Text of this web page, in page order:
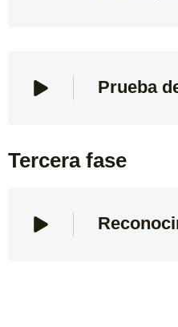
Prueba
Tercera fase